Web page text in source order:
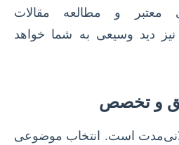
معتبر و مطالعه مقالات
دید وسیعی به شما خواهد
و تخصص
است. انتخاب موضوعی